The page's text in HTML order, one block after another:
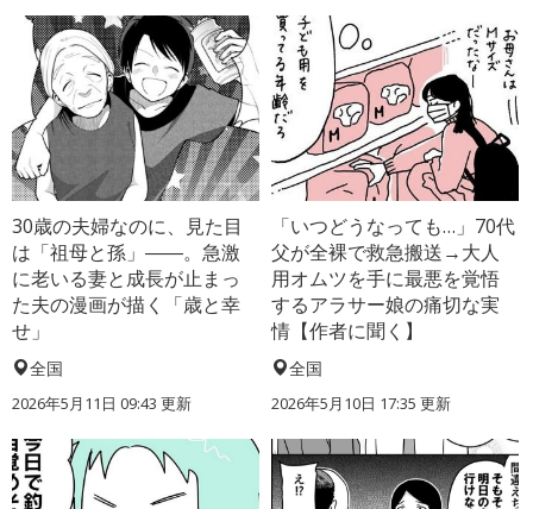
30歳の夫婦なのに、見た目
は「祖母と孫」――。急激
に老いる妻と成長が止まっ
た夫の漫画が描く「歳と幸
せ」
全国
2026年5月11日 09:43 更新
「いつどうなっても…」70代
父が全裸で救急搬送→大人
用オムツを手に最悪を覚悟
するアラサー娘の痛切な実
情【作者に聞く】
全国
2026年5月10日 17:35 更新